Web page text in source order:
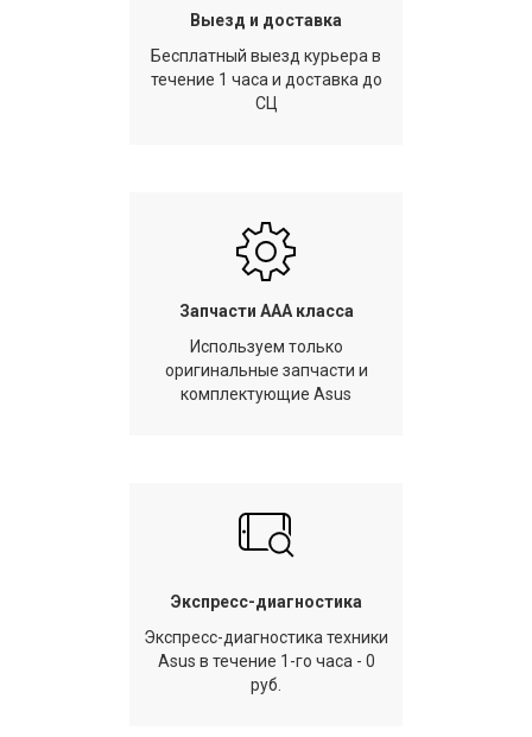
Выезд и доставка
Бесплатный выезд курьера в
течение 1 часа и доставка до
СЦ
Запчасти AAA класса
Используем только
оригинальные запчасти и
комплектующие Asus
Экспресс-диагностика
Экспресс-диагностика техники
Asus в течение 1-го часа - 0
руб.